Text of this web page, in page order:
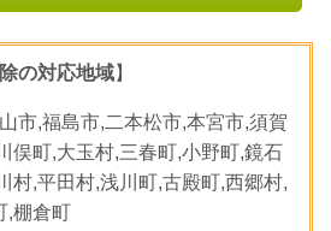
の対応地域】
市,福島市,二本松市,本宮市,須賀
俣町,大玉村,三春町,小野町,鏡石
村,平田村,浅川町,古殿町,西郷村,
,棚倉町